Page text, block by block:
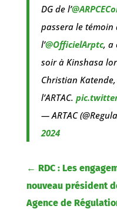
DG de l’
passera le témoin
l’@OfficielArptc, a
soir à Kinshasa
Christian Katende,
l’ARTAC.
— ARTAC
2024
← RDC : Les
nouveau président
Agence de